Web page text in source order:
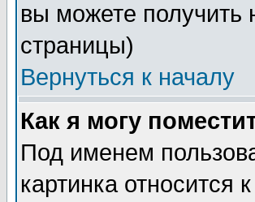
вы можете получить
страницы)
Вернуться к началу
Как я могу
Под именем
картинка относится